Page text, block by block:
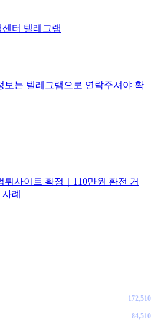
보는 텔레그램으로 연락주셔야 확
튀사이트 확정｜110만원 환전 거
례
172,510
84,510